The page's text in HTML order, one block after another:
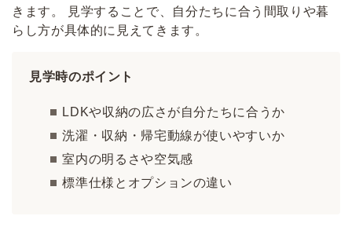
きます。 見学することで、自分たちに合う間取りや暮
らし方が具体的に見えてきます。
見学時のポイント
LDKや収納の広さが自分たちに合うか
洗濯・収納・帰宅動線が使いやすいか
室内の明るさや空気感
標準仕様とオプションの違い